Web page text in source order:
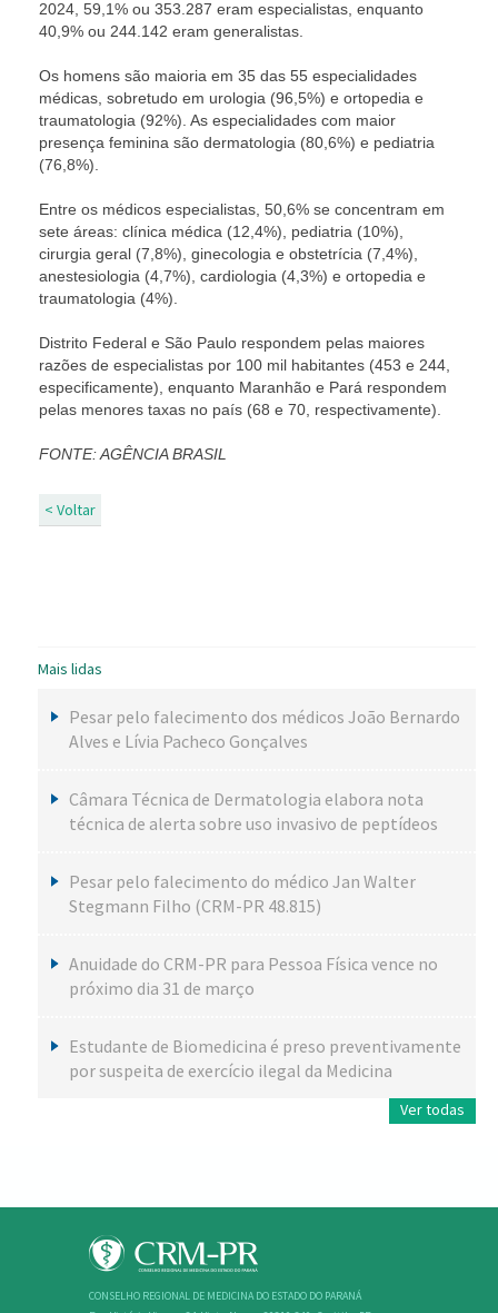
2024, 59,1% ou 353.287 eram especialistas, enquanto
40,9% ou 244.142 eram generalistas.
Os homens são maioria em 35 das 55 especialidades
médicas, sobretudo em urologia (96,5%) e ortopedia e
traumatologia (92%). As especialidades com maior
presença feminina são dermatologia (80,6%) e pediatria
(76,8%).
Entre os médicos especialistas, 50,6% se concentram em
sete áreas: clínica médica (12,4%), pediatria (10%),
cirurgia geral (7,8%), ginecologia e obstetrícia (7,4%),
anestesiologia (4,7%), cardiologia (4,3%) e ortopedia e
traumatologia (4%).
Distrito Federal e São Paulo respondem pelas maiores
razões de especialistas por 100 mil habitantes (453 e 244,
especificamente), enquanto Maranhão e Pará respondem
pelas menores taxas no país (68 e 70, respectivamente).
FONTE: AGÊNCIA BRASIL
< Voltar
Mais lidas
Pesar pelo falecimento dos médicos João Bernardo
Alves e Lívia Pacheco Gonçalves
Câmara Técnica de Dermatologia elabora nota
técnica de alerta sobre uso invasivo de peptídeos
Pesar pelo falecimento do médico Jan Walter
Stegmann Filho (CRM-PR 48.815)
Anuidade do CRM-PR para Pessoa Física vence no
próximo dia 31 de março
Estudante de Biomedicina é preso preventivamente
por suspeita de exercício ilegal da Medicina
Ver todas
CONSELHO REGIONAL DE MEDICINA DO ESTADO DO PARANÁ